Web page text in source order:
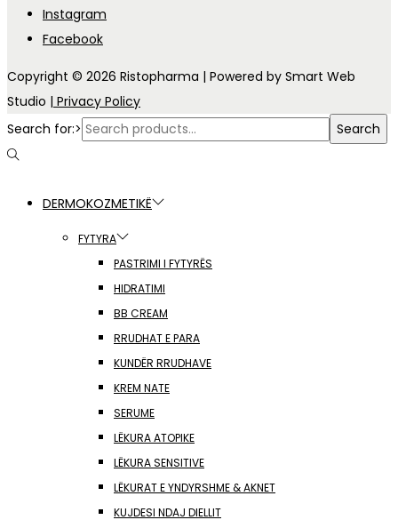
Instagram
Facebook
Copyright © 2026 Ristopharma | Powered by Smart Web
Studio | Privacy Policy
Search for:>
Search
DERMOKOZMETIKË
FYTYRA
PASTRIMI I FYTYRËS
HIDRATIMI
BB CREAM
RRUDHAT E PARA
KUNDËR RRUDHAVE
KREM NATE
SERUME
LËKURA ATOPIKE
LËKURA SENSITIVE
LËKURAT E YNDYRSHME & AKNET
KUJDESI NDAJ DIELLIT